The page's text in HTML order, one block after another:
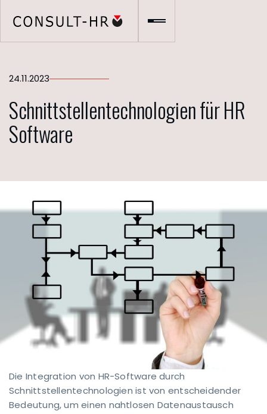
24.11.2023
Schnittstellentechnologien für HR
Software
Die Integration von HR-Software durch
Schnittstellentechnologien ist von entscheidender
Bedeutung, um einen nahtlosen Datenaustausch